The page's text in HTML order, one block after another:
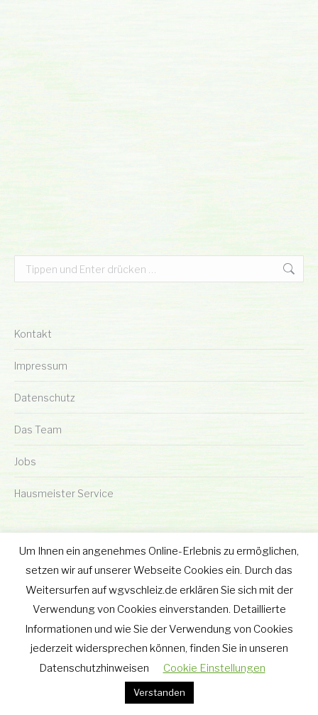
Search:
Kontakt
Impressum
Datenschutz
Das Team
Jobs
Hausmeister Service
wgv Schleiz GmbH
Geraer Straße 12 • 07907 Schleiz
Tel.: 03663 - 40 67 582
Fax: 03663 - 40 65 630
Um Ihnen ein angenehmes Online-Erlebnis zu ermöglichen,
setzen wir auf unserer Webseite Cookies ein. Durch das
Weitersurfen auf wgvschleiz.de erklären Sie sich mit der
Verwendung von Cookies einverstanden. Detaillierte
Informationen und wie Sie der Verwendung von Cookies
jederzeit widersprechen können, finden Sie in unseren
Datenschutzhinweisen
Cookie Einstellungen
Verstanden